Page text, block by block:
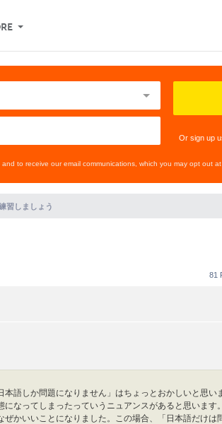
Or sign up
, and to receive our email communications, which you may opt out at
習しましょう
81
語しか問題になりません」はちょっとおかしいと思い
なってしまったっていうニュアンスがあると思います
かいいことになりました。この場合、「日本語だけは